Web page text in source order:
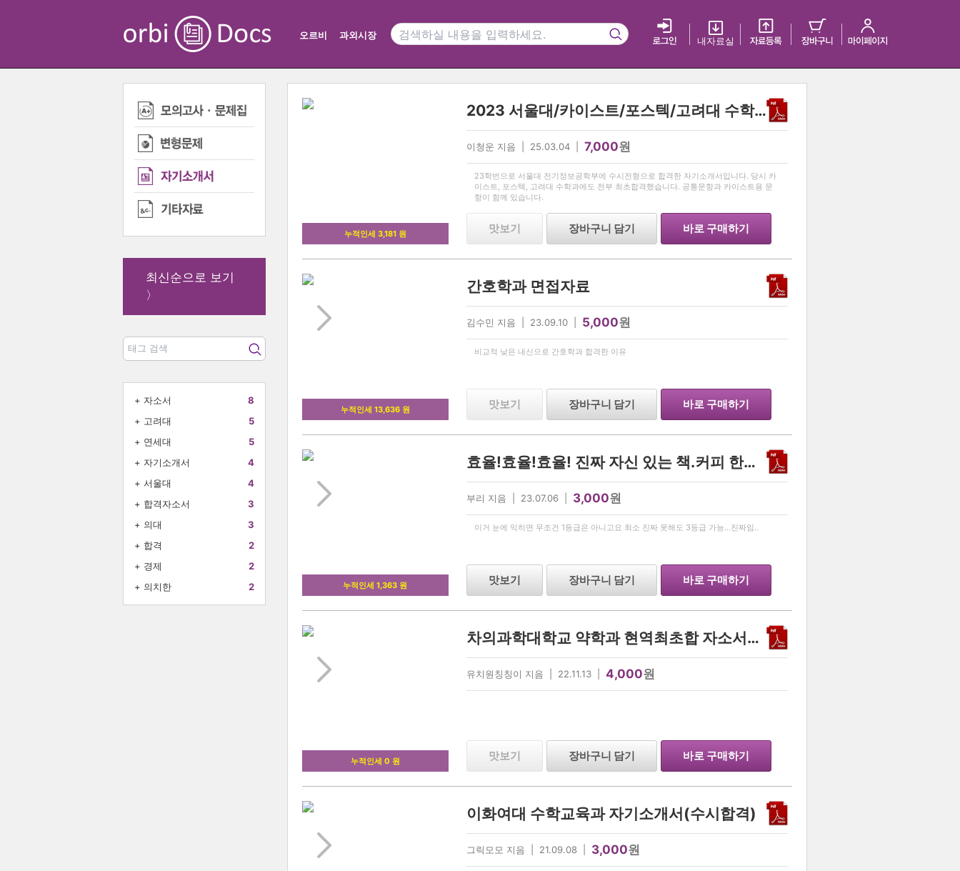
오르비 과외시장
내 자료실
최신순으로 보기
〉
+ 자소서
8
+ 고려대
5
+ 연세대
5
+ 자기소개서
4
+ 서울대
4
+ 합격자소서
3
+ 의대
3
+ 합격
2
+ 경제
2
+ 의치한 2
누적인세 3,181 원
2023 서울대/카이스트/포스텍/고려대 수학과 동시합격 자기소개서
이청운 지음 | 25.03.04 | 7,000원
23학번으로 서울대 전기정보공학부에 수시전형으로 합격한 자기소개서입니다. 당시 카
이스트, 포스텍, 고려대 수학과에도 전부 최초합격했습니다. 공통문항과 카이스트용 문
항이 함께 있습니다.
맛보기 장바구니 담기 바로 구매하기
누적인세 13,636 원
간호학과 면접자료
김수민 지음 | 23.09.10 | 5,000원
비교적 낮은 내신으로 간호학과 합격한 이유
맛보기 장바구니 담기 바로 구매하기
누적인세 1,363 원
효율!효율!효율! 진짜 자신 있는 책.커피 한잔 값입니다...!
부리 지음 | 23.07.06 | 3,000원
이거 눈에 익히면 무조건 1등급은 아니고요 최소 진짜 못해도 3등급 가능...진짜임..
맛보기 장바구니 담기 바로 구매하기
누적인세 0 원
차의과학대학교 약학과 현역최초합 자소서입니다.
유치원칭칭이 지음 | 22.11.13 | 4,000원
맛보기 장바구니 담기 바로 구매하기
이화여대 수학교육과 자기소개서(수시합격)
그릭모모 지음 | 21.09.08 | 3,000원